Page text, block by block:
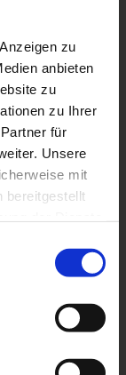
zu
anbieten
zu
zu Ihrer
für
Unsere
mit
bereitgestellt
und
und
. Gerne
und
Beratung,